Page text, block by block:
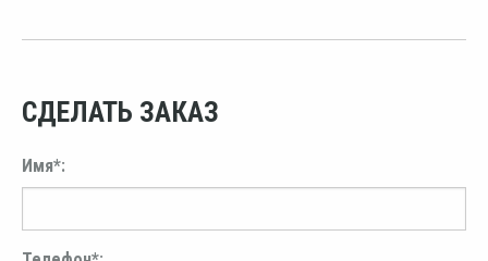
СДЕЛАТЬ ЗАКАЗ
Имя*: